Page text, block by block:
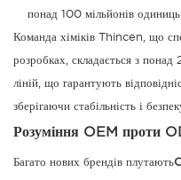
понад 100 мільйонів
Команда хіміків Thincen, що
розробках, складається з
ліній, що гарантують
зберігаючи стабільність і
Розуміння OEM проти
Багато нових брендів плутають